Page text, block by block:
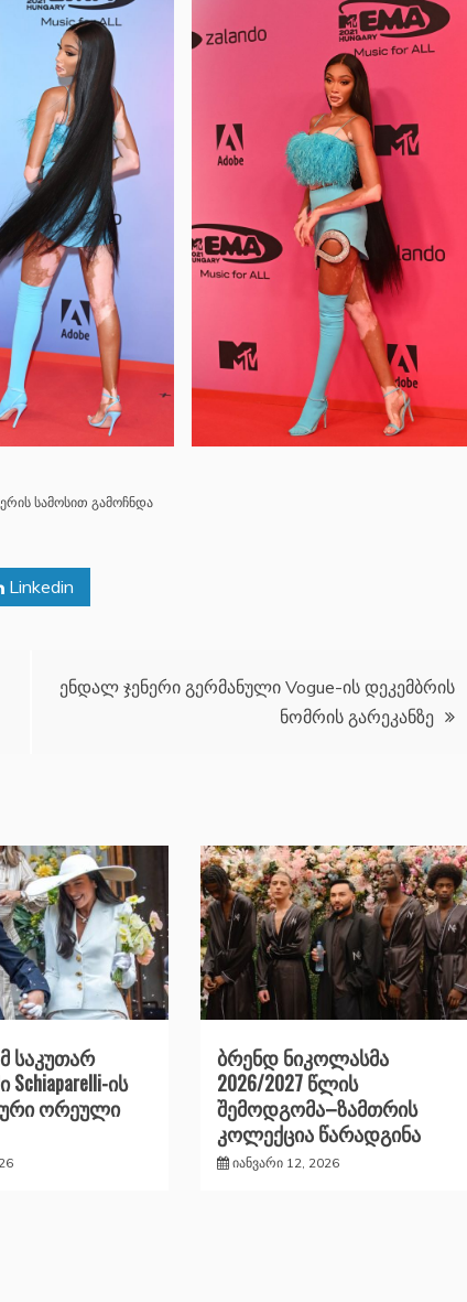
სამოსით გამოჩნდა
Linkedin
ენდალ ჯენერი გერმანული Vogue-ის დეკემბრის
ნომრის გარეკანზე
საკუთარ
ის
ორეული
ბრენდ ნიკოლასმა
2026/2027 წლის
შემოდგომა–ზამთრის
კოლექცია წარადგინა
იანვარი 12, 2026